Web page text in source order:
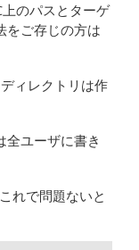
のパスとターゲ
をご存じの方は
ィレクトリは作
全ユーザに書き
れで問題ないと